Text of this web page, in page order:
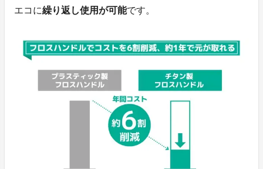
エコに繰り返し使用が可能です。